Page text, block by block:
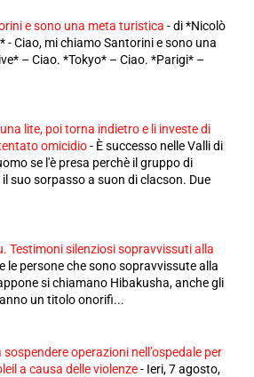
e sono una meta turistica -di *Nicolò
Ciao, mi chiamo Santorini e sono una
– Ciao. *Tokyo* – Ciao. *Parigi* –
lite, poi torna indietro e li investe di
omicidio- È successo nelle Valli di
se l'è presa perchè il gruppo di
suo sorpasso a suon di clacson. Due
Testimoni silenziosi sopravvissuti alla
le persone che sono sopravvissute alla
si chiamano Hibakusha, anche gli
un titolo onorifi...
operazioni nell’ospedale per
a causa delle violenze- Ieri, 7 agosto,